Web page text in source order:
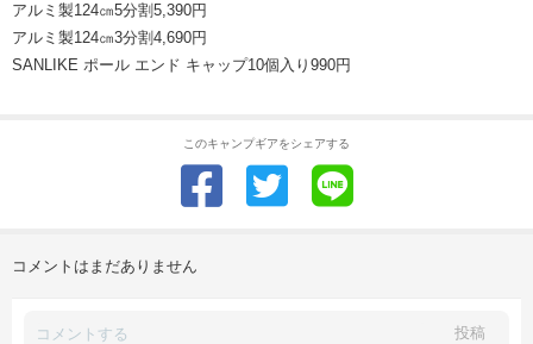
アルミ製124㎝5分割5,390円
アルミ製124㎝3分割4,690円
SANLIKE ポール エンド キャップ10個入り990円
このキャンプギアをシェアする
コメントはまだありません
投稿